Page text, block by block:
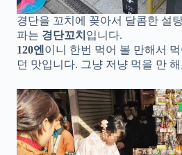
경단을 꼬치에 꽂아서 달콤한 설
파는 경단꼬치 입니다.
120엔 이니 한번 먹어 볼 만해서
던 맛입니다. 그냥 저냥 먹을 만 해